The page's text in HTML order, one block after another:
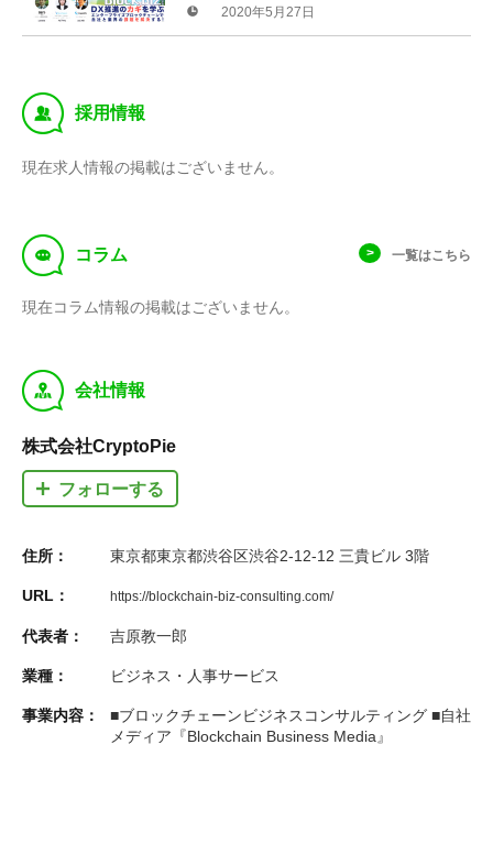
界の課題を解決する！〜
2020年5月27日
‰ 採用情報
現在求人情報の掲載はございません。
f コラム 一覧はこちら
現在コラム情報の掲載はございません。
y 会社情報
株式会社CryptoPie
フォローする
住所： 東京都東京都渋谷区渋谷2-12-12 三貴ビル 3階
URL： https://blockchain-biz-consulting.com/
代表者： 吉原教一郎
業種： ビジネス・人事サービス
事業内容：
■ブロックチェーンビジネスコンサルティング ■自社
メディア『Blockchain Business Media』